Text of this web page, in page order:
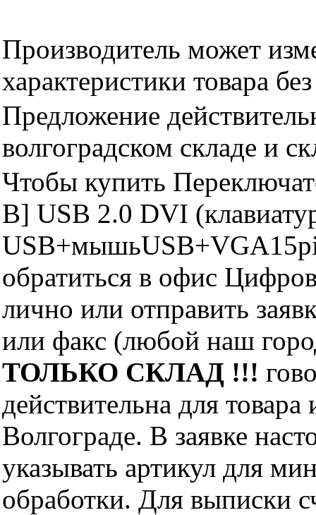
Производитель может
характеристики товара
Предложение
волгоградском складе и
Чтобы купить
B] USB 2.0 DVI
обратиться в офис
лично или отправить
или факс (любой наш
ТОЛЬКО СКЛАД !!!
действительна для
Волгограде. В заявке
указывать артикул для
обработки. Для выписки